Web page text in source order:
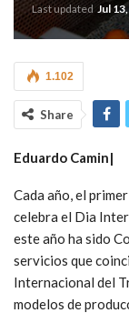
Last updated Jul
1.102
Share
Eduardo Camin|
Cada año, el
celebra el Dia
este año ha sido
servicios que
Internacional del
modelos de